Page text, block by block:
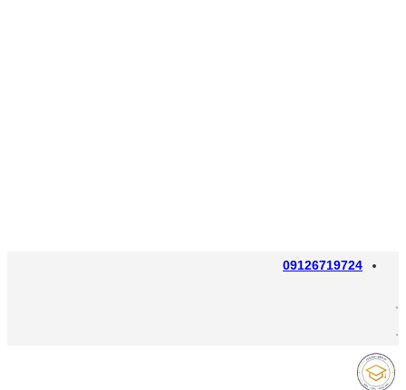
09126719724